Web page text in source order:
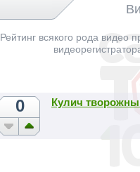
Рейтинг всякого рода видео
0 Кулич